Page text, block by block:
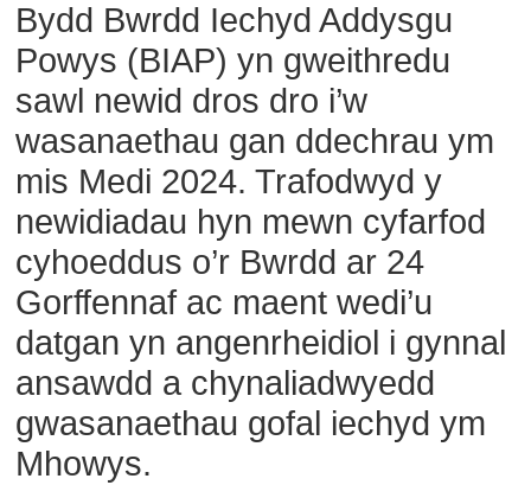
Bydd Bwrdd Iechyd Addysgu
Powys (BIAP) yn gweithredu
sawl newid dros dro i’w
wasanaethau gan ddechrau ym
mis Medi 2024. Trafodwyd y
newidiadau hyn mewn cyfarfod
cyhoeddus o’r Bwrdd ar 24
Gorffennaf ac maent wedi’u
datgan yn angenrheidiol i gynnal
ansawdd a chynaliadwyedd
gwasanaethau gofal iechyd ym
Mhowys.